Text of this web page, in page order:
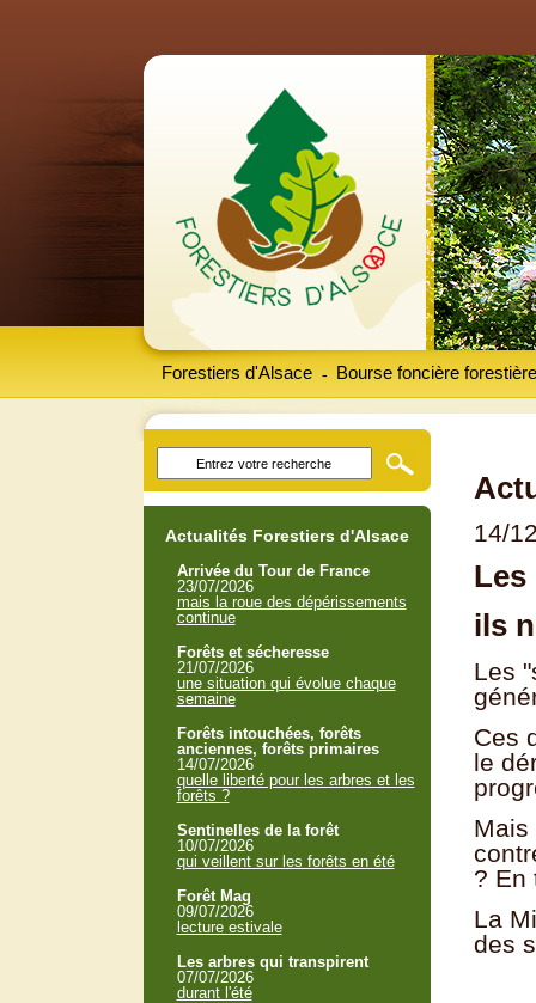
Forestiers d'Alsace Bourse foncière forestière
-
14/
Les
ils
Les
Ces
le
Mais
? En
La
des
Actualités Forestiers d'Alsace
Arrivée du Tour de France
23/07/2026
mais la roue des dépérissements
continue
Forêts et sécheresse
21/07/2026
une situation qui évolue chaque
semaine
Forêts intouchées, forêts
anciennes, forêts primaires
14/07/2026
quelle liberté pour les arbres et les
forêts ?
Sentinelles de la forêt
10/07/2026
qui veillent sur les forêts en été
Forêt Mag
09/07/2026
lecture estivale
Les arbres qui transpirent
07/07/2026
durant l'été